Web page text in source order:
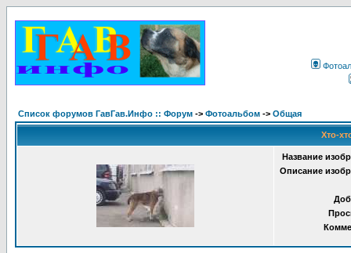
Список форумов ГавГав.Инфо :: Форум -> Фотоальбом -> Общая
Хто-
Название
Описание